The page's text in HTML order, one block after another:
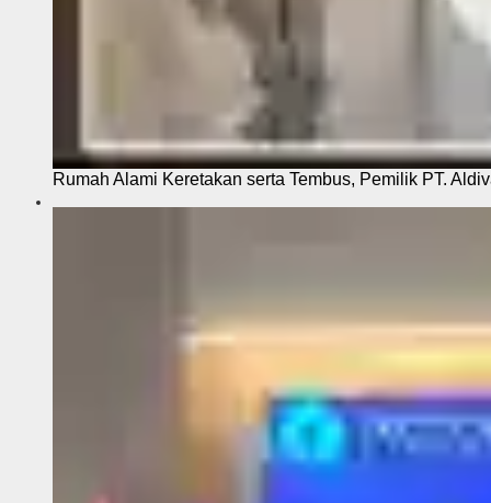
Rumah Alami Keretakan serta Tembus, Pemilik PT.